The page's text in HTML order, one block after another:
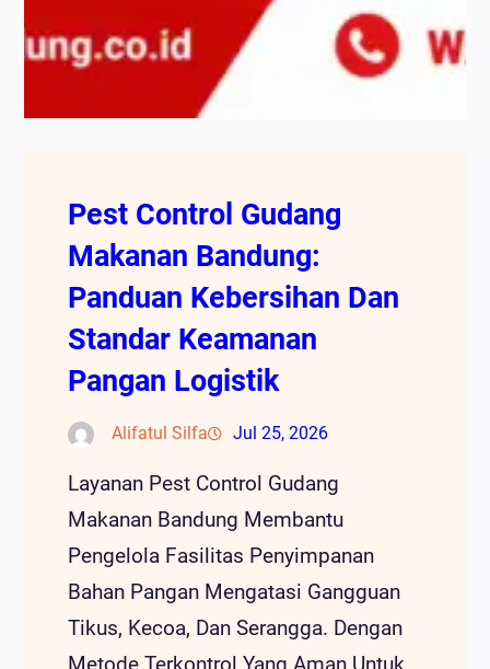
Pest Control Gudang
Makanan Bandung:
Panduan Kebersihan Dan
Standar Keamanan
Pangan Logistik
Alifatul Silfa Jul 25, 2026
Layanan Pest Control Gudang
Makanan Bandung Membantu
Pengelola Fasilitas Penyimpanan
Bahan Pangan Mengatasi Gangguan
Tikus, Kecoa, Dan Serangga. Dengan